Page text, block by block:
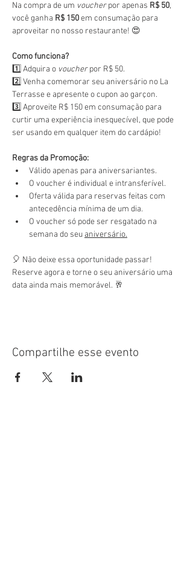
Na compra de um voucher por apenas R$ 50,
você ganha R$ 150 em consumação para
aproveitar no nosso restaurante! 😍
Como funciona?
1️⃣ Adquira o voucher por R$ 50.
2️⃣ Venha comemorar seu aniversário no La
Terrasse e apresente o cupon ao garçon.
3️⃣ Aproveite R$ 150 em consumação para
curtir uma experiência inesquecível, que pode
ser usando em qualquer item do cardápio!
Regras da Promoção:
Válido apenas para aniversariantes.
O voucher é individual e intransferível.
Oferta válida para reservas feitas com
antecedência mínima de um dia.
O voucher só pode ser resgatado na
semana do seu aniversário.
🎈 Não deixe essa oportunidade passar!
Reserve agora e torne o seu aniversário uma
data ainda mais memorável. 🥂
Compartilhe esse evento